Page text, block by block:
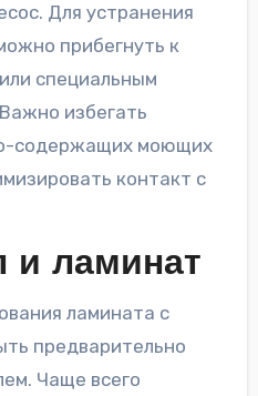
Для устранения
прибегнуть к
специальным
избегать
содержащих моющих
контакт с
и ламинат
ламината с
предварительно
Чаще всего